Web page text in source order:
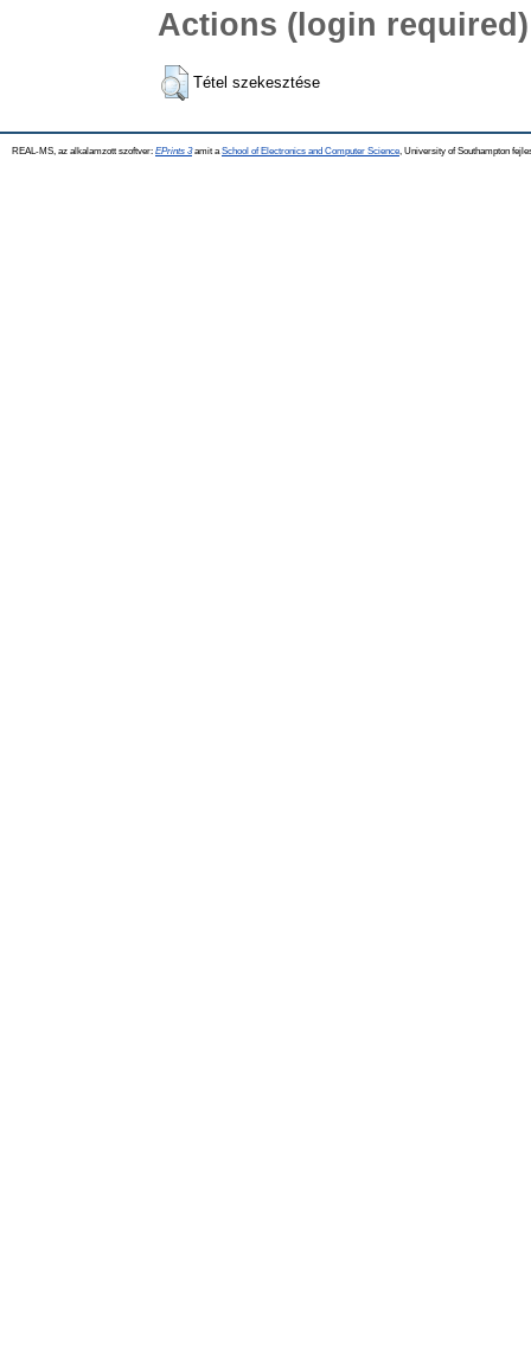
Actions (login required)
Tétel szekesztése
REAL-MS, az alkalamzott szoftver: EPrints 3amit a School of Electronics and Computer Science , University of Southampton